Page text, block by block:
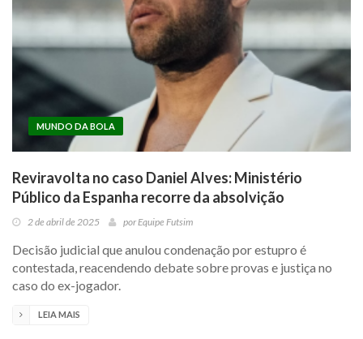
MUNDO DA BOLA
Reviravolta no caso Daniel Alves: Ministério
Público da Espanha recorre da absolvição
2 de abril de 2025 porEquipe Futsim
Decisão judicial que anulou condenação por estupro é
contestada, reacendendo debate sobre provas e justiça no
caso do ex-jogador.
LEIA MAIS